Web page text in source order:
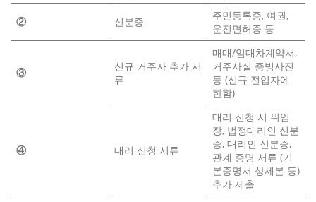
② 신분증
주민등록증, 여권,
운전면허증 등
③
신규 거주자 추가 서
류
매매/임대차계약서,
거주사실 증빙사진
등 (신규 전입자에
한함)
④ 대리 신청 서류
대리 신청 시 위임
장, 법정대리인 신분
증, 대리인 신분증,
관계 증명 서류 (기
본증명서 상세본 등)
추가 제출